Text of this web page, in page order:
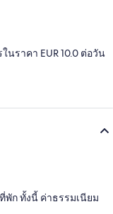
นราคา EUR 10.0 ต่อวัน
ก ทั้งนี้ ค่าธรรมเนียม